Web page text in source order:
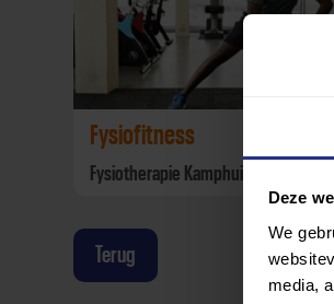
Deze
We
media,
Fysiofitness
Fysiotherapie Kamphuis
Terug